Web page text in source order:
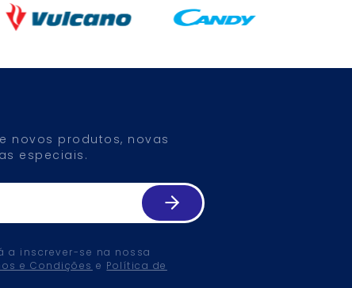
novos produtos, novas
especiais.
a inscrever-se na nossa
e Condições e Política de